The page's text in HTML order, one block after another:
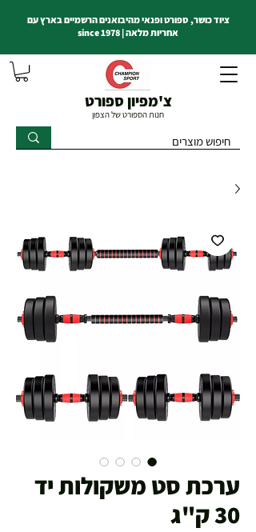
צ'מפיון ספורט
חנות הספורט של הצפון
ציוד כושר, ספורט ופנאי מהיבואנים הרשמיים בארץ עם
אחריות מלאה | since 1978
ערכת סט משקולות יד
30 ק"ג